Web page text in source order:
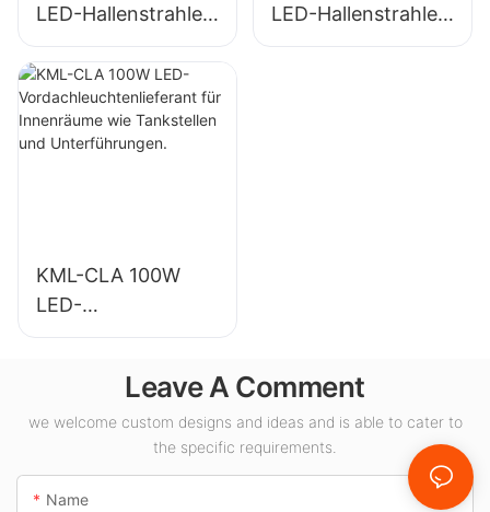
LED-Hallenstrahler-
Lieferant für
Industrieanlagen,
Lagerhallen und
andere
LED-Hallenstrahler-
Lieferant für die
KML-CLA 100W
LED-
Vordachleuchtenlie
Innenräume wie
Tankstellen und
Unterführungen.
Leave A Comment
we welcome custom designs and ideas and is able to cater to
the specific requirements.
Name